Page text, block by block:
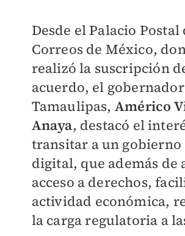
Desde el Palacio Postal
Correos de México,
realizó la suscripción
acuerdo, el
Tamaulipas, Américo
Anaya, destacó el
transitar a un gobierno
digital, que además de
acceso a derechos,
actividad económica,
la carga regulatoria a